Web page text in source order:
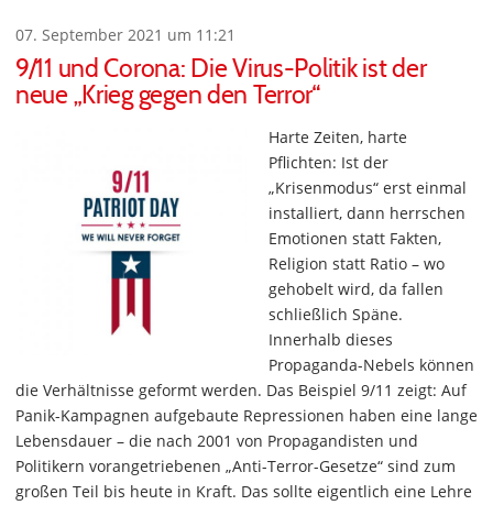
07. September 2021 um 11:21
9/11 und Corona: Die Virus-Politik ist der
neue „Krieg gegen den Terror“
Harte Zeiten, harte
Pflichten: Ist der
„Krisenmodus“ erst einmal
installiert, dann herrschen
Emotionen statt Fakten,
Religion statt Ratio – wo
gehobelt wird, da fallen
schließlich Späne.
Innerhalb dieses
Propaganda-Nebels können
die Verhältnisse geformt werden. Das Beispiel 9/11 zeigt: Auf
Panik-Kampagnen aufgebaute Repressionen haben eine lange
Lebensdauer – die nach 2001 von Propagandisten und
Politikern vorangetriebenen „Anti-Terror-Gesetze“ sind zum
großen Teil bis heute in Kraft. Das sollte eigentlich eine Lehre